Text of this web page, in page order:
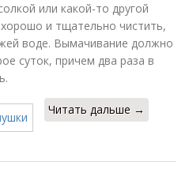
или какой-то другой
и тщательно чистить,
воде. Вымачивание должно
суток, причем два раза в
Читать дальше →